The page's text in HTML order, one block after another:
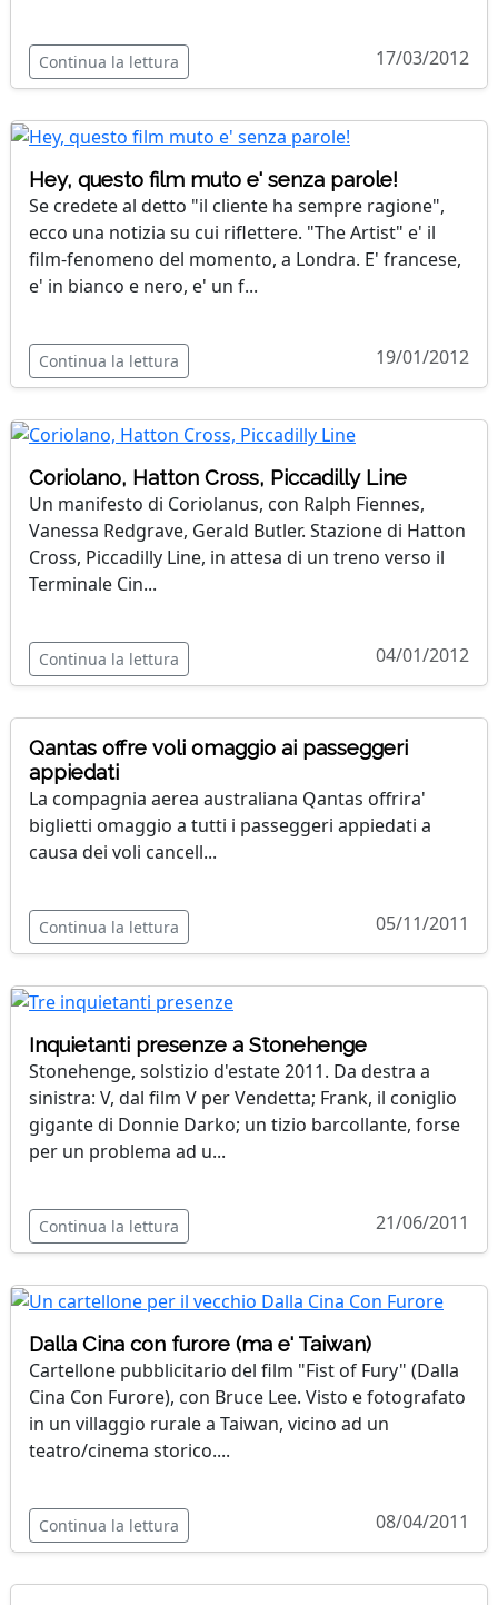
Continua la lettura 17/03/2012
Hey, questo film muto e' senza parole!
Se credete al detto "il cliente ha sempre ragione",
ecco una notizia su cui riflettere. "The Artist" e' il
film-fenomeno del momento, a Londra. E' francese,
e' in bianco e nero, e' un f...
Continua la lettura 19/01/2012
Coriolano, Hatton Cross, Piccadilly Line
Un manifesto di Coriolanus, con Ralph Fiennes,
Vanessa Redgrave, Gerald Butler. Stazione di Hatton
Cross, Piccadilly Line, in attesa di un treno verso il
Terminale Cin...
Continua la lettura 04/01/2012
Qantas offre voli omaggio ai passeggeri
appiedati
La compagnia aerea australiana Qantas offrira'
biglietti omaggio a tutti i passeggeri appiedati a
causa dei voli cancell...
Continua la lettura 05/11/2011
Inquietanti presenze a Stonehenge
Stonehenge, solstizio d'estate 2011. Da destra a
sinistra: V, dal film V per Vendetta; Frank, il coniglio
gigante di Donnie Darko; un tizio barcollante, forse
per un problema ad u...
Continua la lettura 21/06/2011
Dalla Cina con furore (ma e' Taiwan)
Cartellone pubblicitario del film "Fist of Fury" (Dalla
Cina Con Furore), con Bruce Lee. Visto e fotografato
in un villaggio rurale a Taiwan, vicino ad un
teatro/cinema storico....
Continua la lettura 08/04/2011